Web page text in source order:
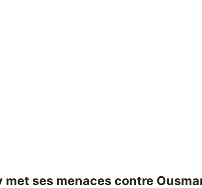
ses menaces contre